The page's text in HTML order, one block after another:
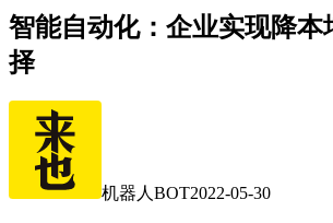
智能自动化：企业实现降本
择
机器人BOT2022-05-30